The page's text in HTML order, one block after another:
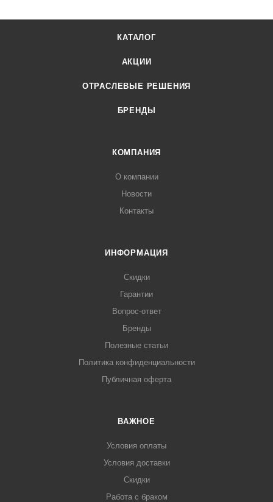
КАТАЛОГ
АКЦИИ
ОТРАСЛЕВЫЕ РЕШЕНИЯ
БРЕНДЫ
КОМПАНИЯ
О компании
Новости
Контакты
ИНФОРМАЦИЯ
Скидки
Гарантии
Вопрос-ответ
Бренды
Полезные статьи
Политика конфиденциальности
Публичная оферта
ВАЖНОЕ
Условия оплаты
Условия доставки
Скидки
Работа с браком